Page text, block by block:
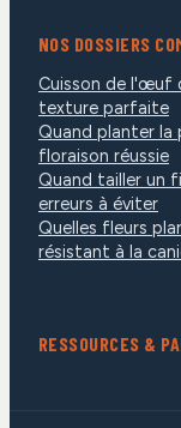
NOS DOSSIERS
Cuisson de l'œuf
texture parfaite
Quand planter la
floraison réussie
Quand tailler un
erreurs à éviter
Quelles fleurs
résistant à la
RESSOURCES &